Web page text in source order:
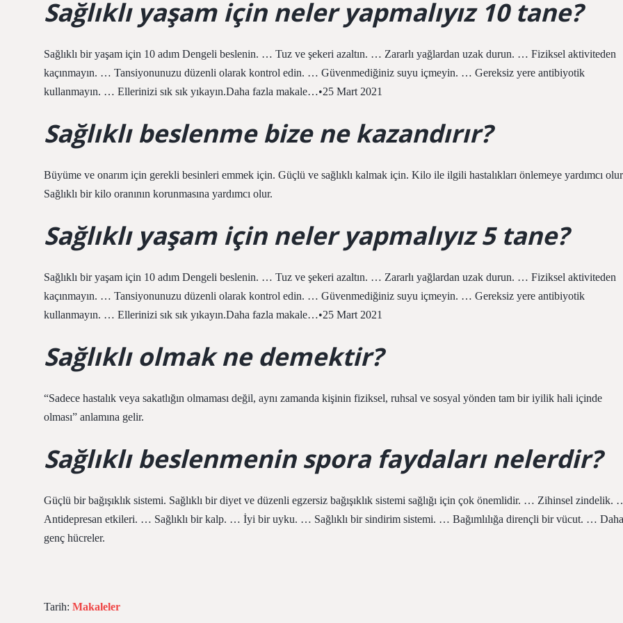
Sağlıklı yaşam için neler yapmalıyız 10 tane?
Sağlıklı bir yaşam için 10 adım Dengeli beslenin. … Tuz ve şekeri azaltın. … Zararlı yağlardan uzak durun. … Fiziksel aktiviteden
kaçınmayın. … Tansiyonunuzu düzenli olarak kontrol edin. … Güvenmediğiniz suyu içmeyin. … Gereksiz yere antibiyotik
kullanmayın. … Ellerinizi sık sık yıkayın.Daha fazla makale…•25 Mart 2021
Sağlıklı beslenme bize ne kazandırır?
Büyüme ve onarım için gerekli besinleri emmek için. Güçlü ve sağlıklı kalmak için. Kilo ile ilgili hastalıkları önlemeye yardımcı
Sağlıklı bir kilo oranının korunmasına yardımcı olur.
Sağlıklı yaşam için neler yapmalıyız 5 tane?
Sağlıklı bir yaşam için 10 adım Dengeli beslenin. … Tuz ve şekeri azaltın. … Zararlı yağlardan uzak durun. … Fiziksel aktiviteden
kaçınmayın. … Tansiyonunuzu düzenli olarak kontrol edin. … Güvenmediğiniz suyu içmeyin. … Gereksiz yere antibiyotik
kullanmayın. … Ellerinizi sık sık yıkayın.Daha fazla makale…•25 Mart 2021
Sağlıklı olmak ne demektir?
“Sadece hastalık veya sakatlığın olmaması değil, aynı zamanda kişinin fiziksel, ruhsal ve sosyal yönden tam bir iyilik hali içinde
olması” anlamına gelir.
Sağlıklı beslenmenin spora faydaları nelerdir?
Güçlü bir bağışıklık sistemi. Sağlıklı bir diyet ve düzenli egzersiz bağışıklık sistemi sağlığı için çok önemlidir. … Zihinsel zindelik.
Antidepresan etkileri. … Sağlıklı bir kalp. … İyi bir uyku. … Sağlıklı bir sindirim sistemi. … Bağımlılığa dirençli bir vücut. … Daha
genç hücreler.
Tarih: Makaleler